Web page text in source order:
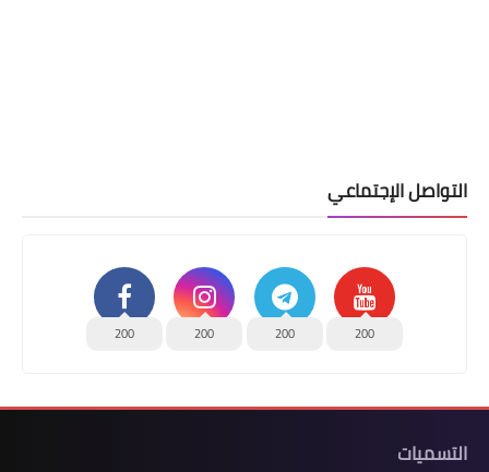
التواصل الإجتماعي
200
200
200
200
التسميات